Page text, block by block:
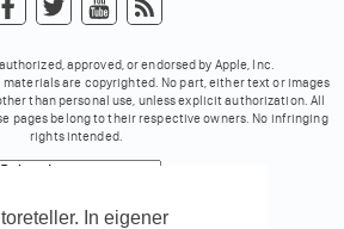
In eigener
approved, or endorsed by Apple, Inc.
are copyrighted. No part, either text or images
than personal use, unless explicit authorization. All
pages belong to their respective owners. No infringing
rights intended.